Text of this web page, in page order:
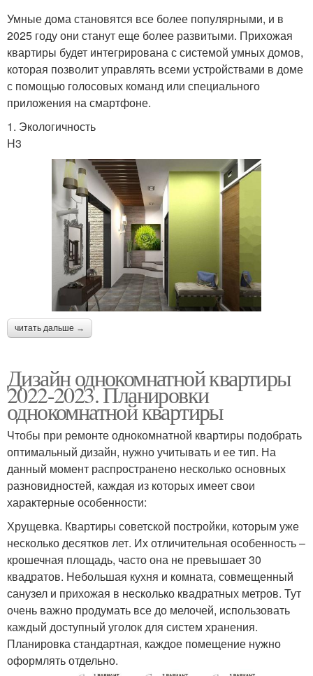
Умные дома становятся все более популярными, и в
2025 году они станут еще более развитыми. Прихожая
квартиры будет интегрирована с системой умных домов,
которая позволит управлять всеми устройствами в доме
с помощью голосовых команд или специального
приложения на смартфоне.
1. Экологичность
H3
читать дальше →
Дизайн однокомнатной квартиры
2022-2023. Планировки
однокомнатной квартиры
Чтобы при ремонте однокомнатной квартиры подобрать
оптимальный дизайн, нужно учитывать и ее тип. На
данный момент распространено несколько основных
разновидностей, каждая из которых имеет свои
характерные особенности:
Хрущевка. Квартиры советской постройки, которым уже
несколько десятков лет. Их отличительная особенность –
крошечная площадь, часто она не превышает 30
квадратов. Небольшая кухня и комната, совмещенный
санузел и прихожая в несколько квадратных метров. Тут
очень важно продумать все до мелочей, использовать
каждый доступный уголок для систем хранения.
Планировка стандартная, каждое помещение нужно
оформлять отдельно.